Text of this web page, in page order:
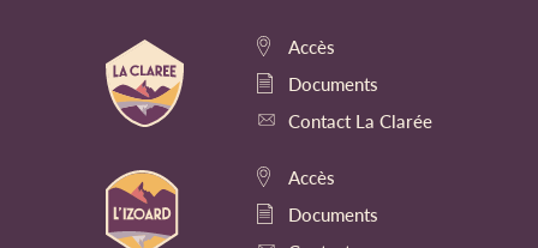
Accès
Documents
Contact La Clarée
Accès
Documents